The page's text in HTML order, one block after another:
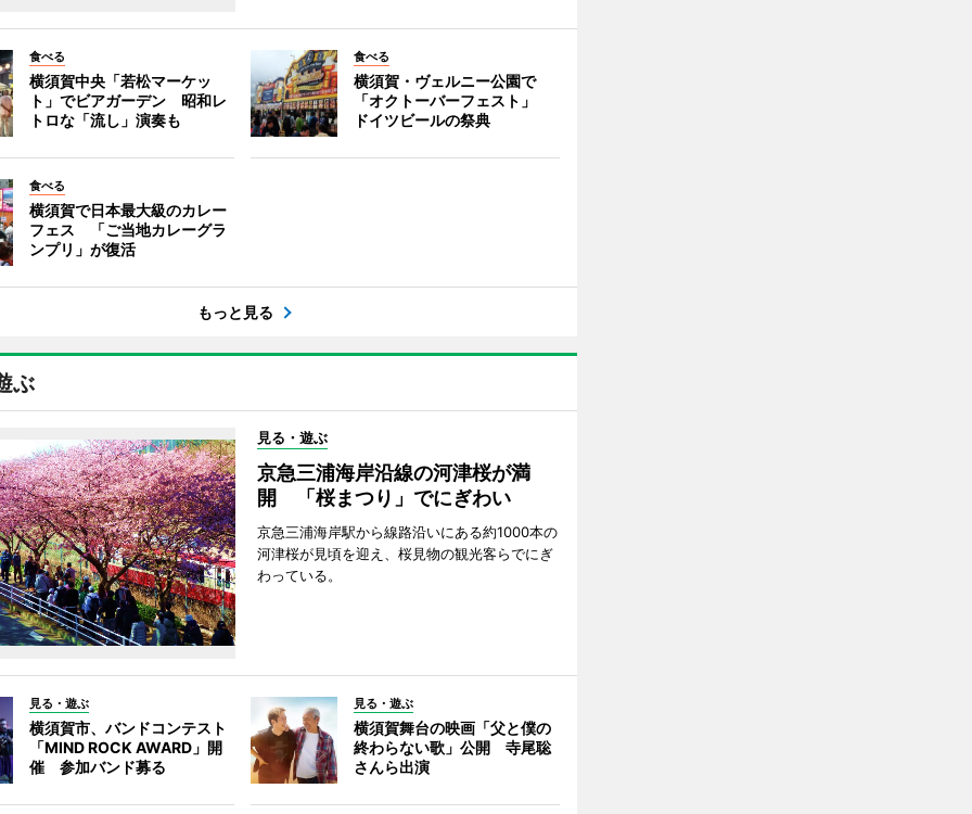
食べる
横須賀中央「若松マーケッ
ト」でビアガーデン 昭和レ
トロな「流し」演奏も
食べる
横須賀・ヴェルニー公園で
「オクトーバーフェスト」
ドイツビールの祭典
食べる
横須賀で日本最大級のカレー
フェス 「ご当地カレーグラ
ンプリ」が復活
もっと見る
ぶ
見る・遊ぶ
京急三浦海岸沿線の河津桜が満
開 「桜まつり」でにぎわい
京急三浦海岸駅から線路沿いにある約1000本の
河津桜が見頃を迎え、桜見物の観光客らでにぎ
わっている。
見る・遊ぶ
横須賀市、バンドコンテスト
「MIND ROCK AWARD」開
催 参加バンド募る
見る・遊ぶ
横須賀舞台の映画「父と僕の
終わらない歌」公開 寺尾聡
さんら出演